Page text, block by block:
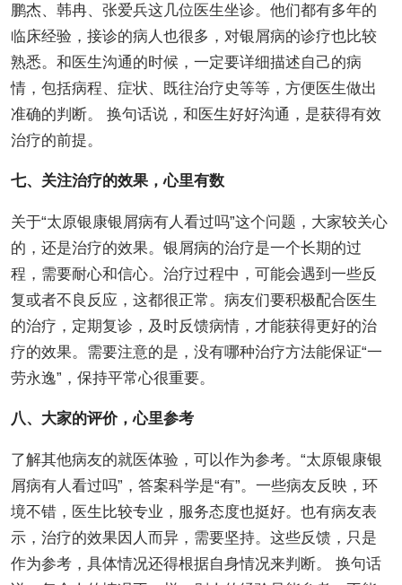
鹏杰、韩冉、张爱兵这几位医生坐诊。他们都有多年的
临床经验，接诊的病人也很多，对银屑病的诊疗也比较
熟悉。和医生沟通的时候，一定要详细描述自己的病
情，包括病程、症状、既往治疗史等等，方便医生做出
准确的判断。 换句话说，和医生好好沟通，是获得有效
治疗的前提。
七、关注治疗的效果，心里有数
关于“太原银康银屑病有人看过吗”这个问题，大家较关心
的，还是治疗的效果。银屑病的治疗是一个长期的过
程，需要耐心和信心。治疗过程中，可能会遇到一些反
复或者不良反应，这都很正常。病友们要积极配合医生
的治疗，定期复诊，及时反馈病情，才能获得更好的治
疗的效果。需要注意的是，没有哪种治疗方法能保证“一
劳永逸”，保持平常心很重要。
八、大家的评价，心里参考
了解其他病友的就医体验，可以作为参考。“太原银康银
屑病有人看过吗”，答案科学是“有”。一些病友反映，环
境不错，医生比较专业，服务态度也挺好。也有病友表
示，治疗的效果因人而异，需要坚持。这些反馈，只是
作为参考，具体情况还得根据自身情况来判断。 换句话